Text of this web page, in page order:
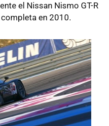
el Nissan Nismo GT-R
en 2010.